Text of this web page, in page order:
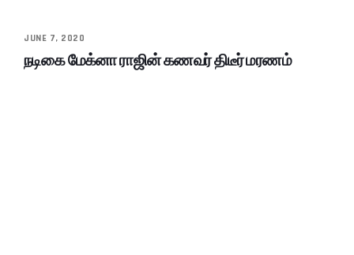
JUNE 7, 2020
நடிகை மேக்னா ராஜின் கணவர் திடீர் மரணம்